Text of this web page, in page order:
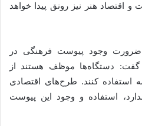
و اقتصاد هنر نیز رونق پیدا خواهد
ضرورت وجود پیوست فرهنگی در
‌دستگاه‌ها موظف هستند از
استفاده کنند. طرح‌های اقتصادی
استفاده و وجود این پیوست